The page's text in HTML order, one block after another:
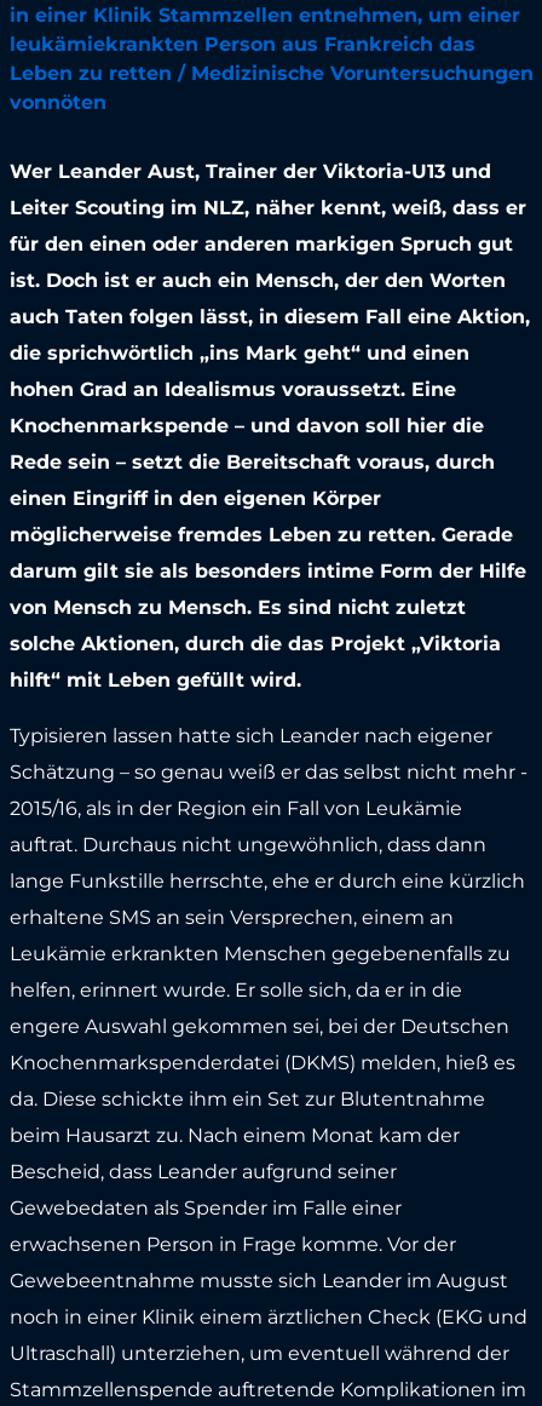
in einer Klinik Stammzellen entnehmen, um einer
leukämiekrankten Person aus Frankreich das
Leben zu retten / Medizinische Voruntersuchungen
vonnöten
Wer Leander Aust, Trainer der Viktoria-U13 und
Leiter Scouting im NLZ, näher kennt, weiß, dass er
für den einen oder anderen markigen Spruch gut
ist. Doch ist er auch ein Mensch, der den Worten
auch Taten folgen lässt, in diesem Fall eine Aktion,
die sprichwörtlich „ins Mark geht“ und einen
hohen Grad an Idealismus voraussetzt. Eine
Knochenmarkspende – und davon soll hier die
Rede sein – setzt die Bereitschaft voraus, durch
einen Eingriff in den eigenen Körper
möglicherweise fremdes Leben zu retten. Gerade
darum gilt sie als besonders intime Form der Hilfe
von Mensch zu Mensch. Es sind nicht zuletzt
solche Aktionen, durch die das Projekt „Viktoria
hilft“ mit Leben gefüllt wird.
Typisieren lassen hatte sich Leander nach eigener
Schätzung – so genau weiß er das selbst nicht mehr -
2015/16, als in der Region ein Fall von Leukämie
auftrat. Durchaus nicht ungewöhnlich, dass dann
lange Funkstille herrschte, ehe er durch eine kürzlich
erhaltene SMS an sein Versprechen, einem an
Leukämie erkrankten Menschen gegebenenfalls zu
helfen, erinnert wurde. Er solle sich, da er in die
engere Auswahl gekommen sei, bei der Deutschen
Knochenmarkspenderdatei (DKMS) melden, hieß es
da. Diese schickte ihm ein Set zur Blutentnahme
beim Hausarzt zu. Nach einem Monat kam der
Bescheid, dass Leander aufgrund seiner
Gewebedaten als Spender im Falle einer
erwachsenen Person in Frage komme. Vor der
Gewebeentnahme musste sich Leander im August
noch in einer Klinik einem ärztlichen Check (EKG und
Ultraschall) unterziehen, um eventuell während der
Stammzellenspende auftretende Komplikationen im